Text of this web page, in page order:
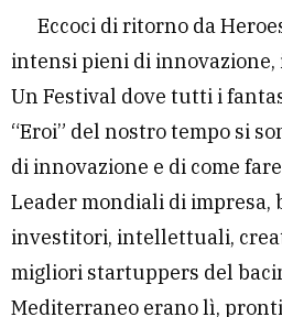
Eccoci di ritorno da
intensi pieni di innovazione,
Un Festival dove tutti i
“Eroi” del nostro tempo si
di innovazione e di come
Leader mondiali di impresa,
investitori, intellettuali,
migliori startuppers del
Mediterraneo erano lì,